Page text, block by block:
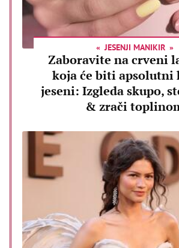
JESENJI MANIKIR
Zaboravite na crveni
koja će biti apsolutni
jeseni: Izgleda skupo,
& zrači